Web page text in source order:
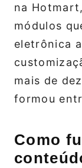
na
módulos
eletrônica
mais de
formou
Como